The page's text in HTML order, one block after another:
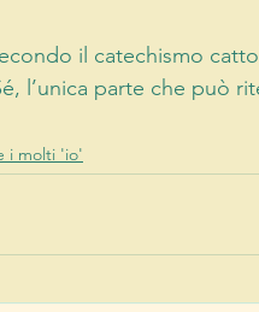
il catechismo
l’unica parte che può
i molti 'io'